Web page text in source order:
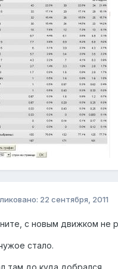
22 сентября, 2011
с новым движком не
стало.
там до куда добрался.